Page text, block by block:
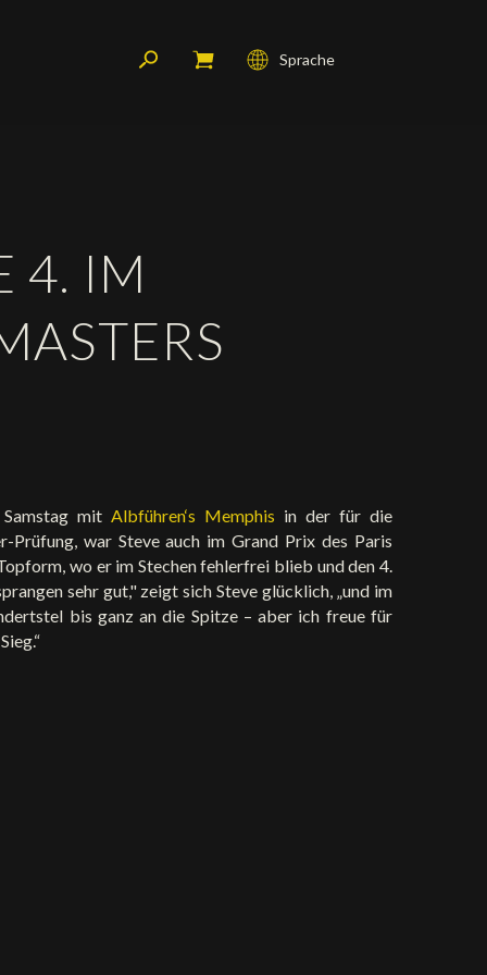
Sprache
4. IM
mit Albführen‘s Memphis in der für die
Prüfung, war Steve auch im Grand Prix des Paris
wo er im Stechen fehlerfrei blieb und den 4.
sehr gut," zeigt sich Steve glücklich, „und im
bis ganz an die Spitze – aber ich freue für